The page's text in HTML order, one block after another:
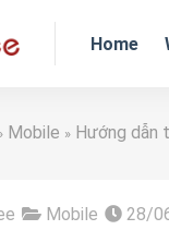
Home
Mobile » Hướng dẫn
Mobile 28/